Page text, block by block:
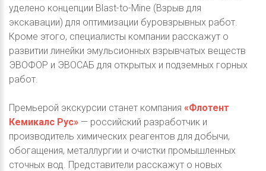
уделено концепции Blast-to-Mine (Взрыв для
экскавации) для оптимизации буровзрывных работ.
Кроме этого, специалисты компании расскажут о
развитии линейки эмульсионных взрывчатых веществ
ЭВОФОР и ЭВОСАБ для открытых и подземных горных
работ.
Премьерой экскурсии станет компания «Флотент
Кемикалс Рус» — российский разработчик и
производитель химических реагентов для добычи,
обогащения, металлургии и очистки промышленных
сточных вод. Представители расскажут о новых